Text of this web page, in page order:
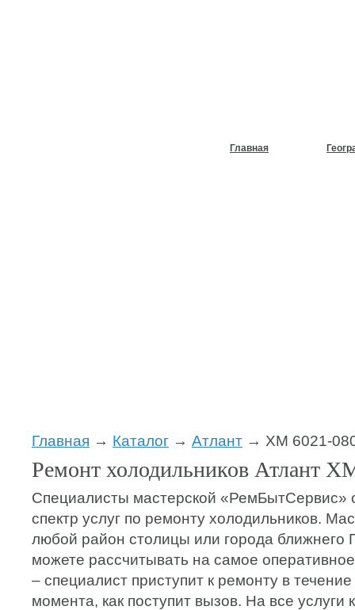
Главная
Главная → Каталог → Атлант → ХМ 6021-
Ремонт холодильников Атлант
Специалисты мастерской «РемБытСервис»
спектр услуг по ремонту холодильников.
любой район столицы или города ближнего
можете рассчитывать на самое
– специалист приступит к ремонту в течение
момента, как поступит вызов. На все услуги